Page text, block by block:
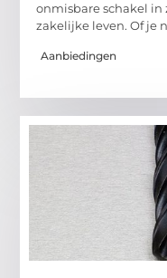
onmisbare schakel in
zakelijke leven. Of je
Aanbiedingen